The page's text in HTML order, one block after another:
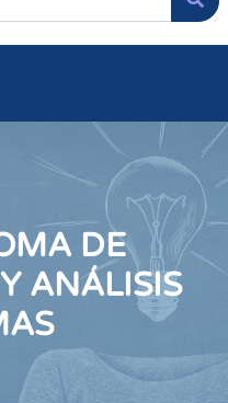
DE
ANÁLISIS